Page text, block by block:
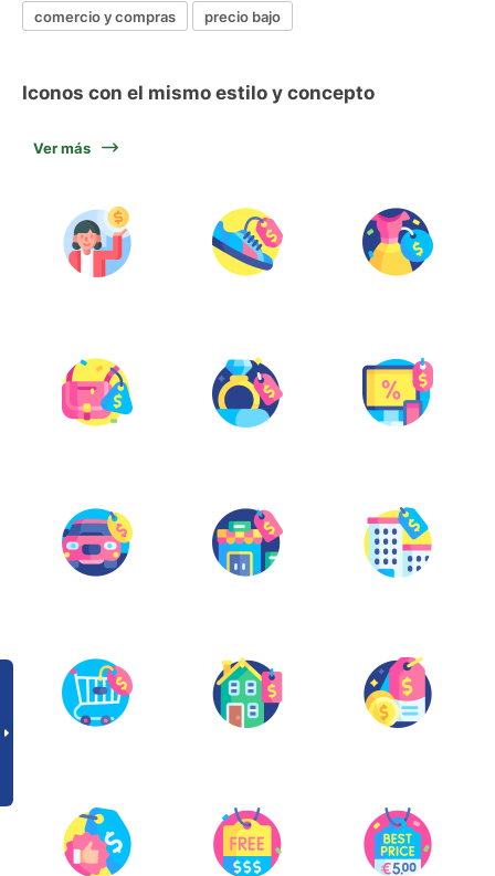
comercio y compras
precio bajo
Iconos con el mismo estilo y concepto
Ver más